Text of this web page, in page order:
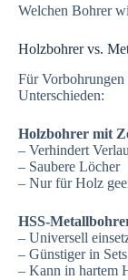
Welchen Bohrer
Holzbohrer vs.
Für Vorbohrungen
Unterschieden:
Holzbohrer mit
– Verhindert
– Saubere Löcher
– Nur für Holz
HSS-
– Universell
– Günstiger in Sets
– Kann in hartem